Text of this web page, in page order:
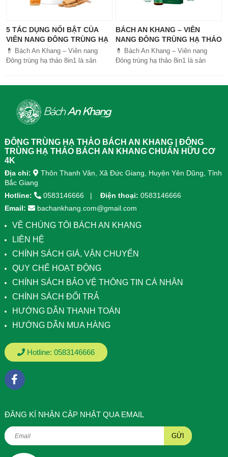
5 TÁC DỤNG NỔI BẬT CỦA
VIÊN NANG ĐÔNG TRÙNG HẠ
THẢO BÁCH AN KHANG
💊 Bách An Khang – Viên nang
Đông trùng hạ thảo 8in1 là sản
tiêu hóa, ngủ ngon, giảm mệt mỏi.
Sản phẩm được sản xuất tại nhà
máy đạt chuẩn GMP, sử dụng công
giúp hấp thu nhanh và hiệu quả
hơn.
BÁCH AN KHANG – VIÊN
NANG ĐÔNG TRÙNG HẠ THẢO
8IN1: GIẢI PHÁP SỨC KHỎE
TOÀN DIỆN
💊 Bách An Khang – Viên nang
Đông trùng hạ thảo 8in1 là sản
ĐÔNG TRÙNG HẠ THẢO BÁCH AN KHANG | ĐÔNG
TRÙNG HẠ THẢO BÁCH AN KHANG CHUẨN HỮU CƠ
4K
Địa chỉ:
Thôn Thanh Vân, Xã Đức Giang, Huyện Yên Dũng, Tỉnh
Bắc Giang
Hotline:
0583146666 Điện thoại: 0583146666
Email:
bachankhang.com@gmail.com
VỀ CHÚNG TÔI BÁCH AN KHANG
LIÊN HỆ
CHÍNH SÁCH GIÁ, VẬN CHUYỂN
QUY CHẾ HOẠT ĐỘNG
CHÍNH SÁCH BẢO VỆ THÔNG TIN CÁ NHÂN
CHÍNH SÁCH ĐỔI TRẢ
HƯỚNG DẪN THANH TOÁN
HƯỚNG DẪN MUA HÀNG
Hotline: 0583146666
ÐĂNG KÍ NHẬN CẬP NHẬT QUA EMAIL
GỬI